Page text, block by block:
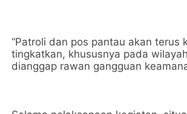
“Patroli dan pos pantau akan terus
tingkatkan, khususnya pada
dianggap rawan gangguan